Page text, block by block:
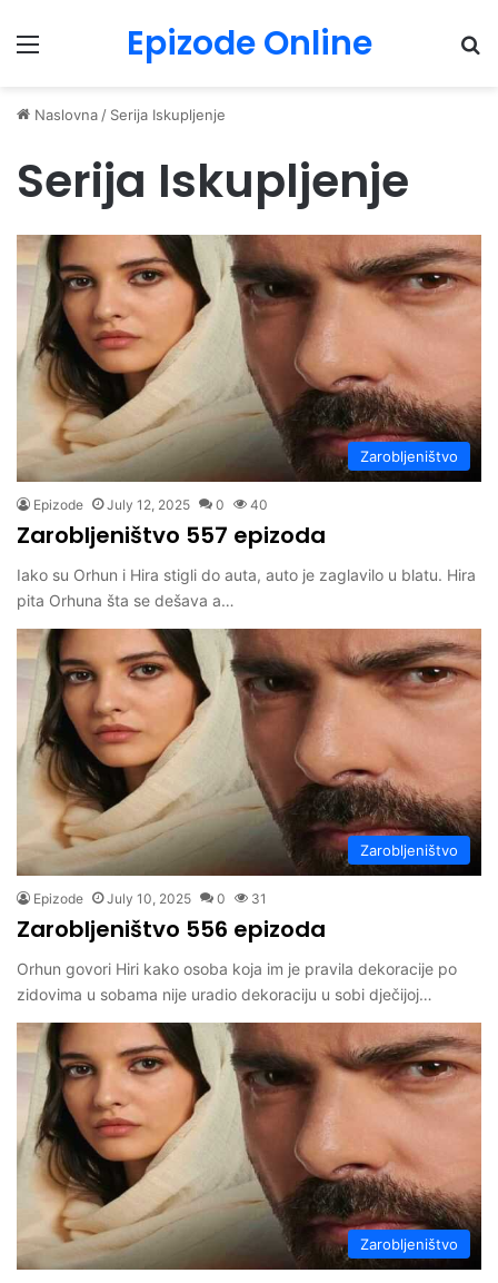
Menu Epizode Online
Naslovna / Serija Iskupljenje
Serija Iskupljenje
Zarobljeništvo
Epizode July 12, 2025 0 40
Zarobljeništvo 557 epizoda
Iako su Orhun i Hira stigli do auta, auto je zaglavilo u blatu. Hira
pita Orhuna šta se dešava a…
Zarobljeništvo
Epizode July 10, 2025 0 31
Zarobljeništvo 556 epizoda
Orhun govori Hiri kako osoba koja im je pravila dekoracije po
zidovima u sobama nije uradio dekoraciju u sobi dječijoj…
Zarobljeništvo